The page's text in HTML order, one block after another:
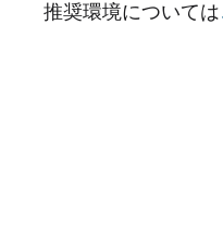
推奨環境については